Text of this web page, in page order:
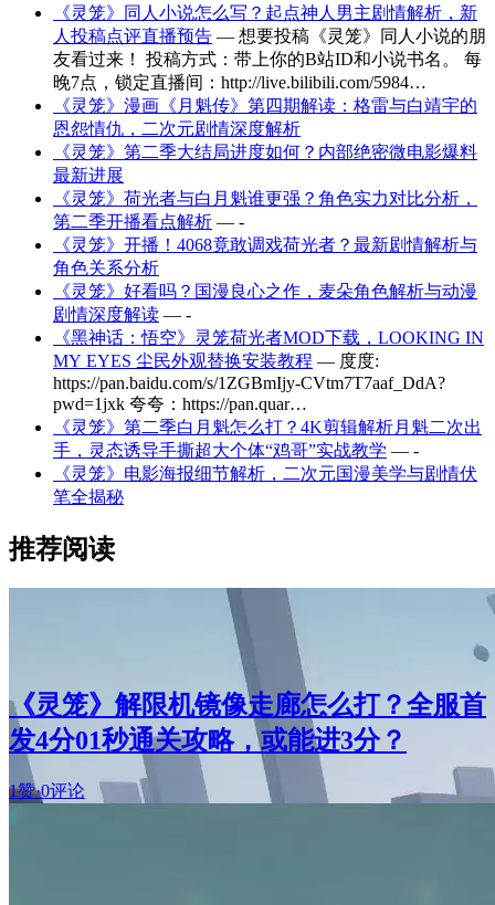
《灵笼》同人小说怎么写？起点神人男主剧情解析，新
人投稿点评直播预告 — 想要投稿《灵笼》同人小说的朋
友看过来！ 投稿方式：带上你的B站ID和小说书名。 每
晚7点，锁定直播间：http://live.bilibili.com/5984…
《灵笼》漫画《月魁传》第四期解读：格雷与白靖宇的
恩怨情仇，二次元剧情深度解析
《灵笼》第二季大结局进度如何？内部绝密微电影爆料
最新进展
《灵笼》荷光者与白月魁谁更强？角色实力对比分析，
第二季开播看点解析 — -
《灵笼》开播！4068竟敢调戏荷光者？最新剧情解析与
角色关系分析
《灵笼》好看吗？国漫良心之作，麦朵角色解析与动漫
剧情深度解读 — -
《黑神话：悟空》灵笼荷光者MOD下载，LOOKING IN
MY EYES 尘民外观替换安装教程 — 度度:
https://pan.baidu.com/s/1ZGBmIjy-CVtm7T7aaf_DdA?
pwd=1jxk 夸夸：https://pan.quar…
《灵笼》第二季白月魁怎么打？4K剪辑解析月魁二次出
手，灵态诱导手撕超大个体“鸡哥”实战教学 — -
《灵笼》电影海报细节解析，二次元国漫美学与剧情伏
笔全揭秘
推荐阅读
《灵笼》解限机镜像走廊怎么打？全服首
发4分01秒通关攻略，或能进3分？
1赞·0评论